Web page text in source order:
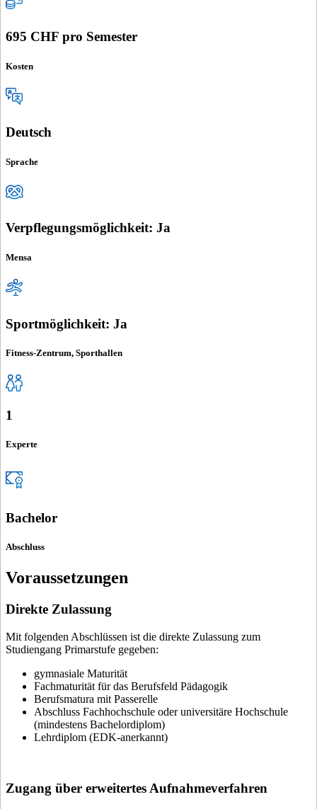
695 CHF pro Semester
Kosten
Deutsch
Sprache
Verpflegungsmöglichkeit: Ja
Mensa
Sportmöglichkeit: Ja
Fitness-Zentrum, Sporthallen
1
Experte
Bachelor
Abschluss
Voraussetzungen
Direkte Zulassung
Mit folgenden Abschlüssen ist die direkte Zulassung zum
Studiengang Primarstufe gegeben:
gymnasiale Maturität
Fachmaturität für das Berufsfeld Pädagogik
Berufsmatura mit Passerelle
Abschluss Fachhochschule oder universitäre Hochschule
(mindestens Bachelordiplom)
Lehrdiplom (EDK-anerkannt)
Zugang über erweitertes Aufnahmeverfahren